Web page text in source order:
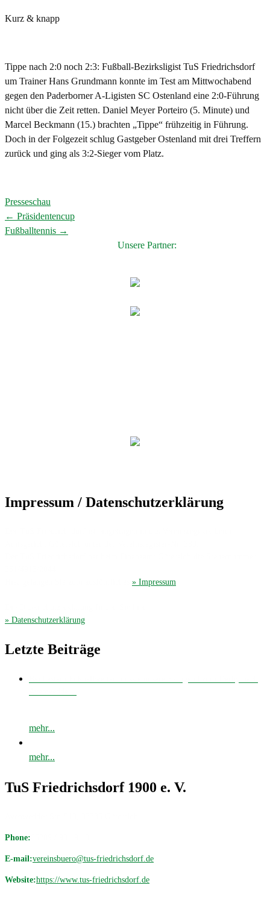
Kurz & knapp
Tippe nach 2:0 noch 2:3: Fußball-Bezirksligist TuS Friedrichsdorf
um Trainer Hans Grundmann konnte im Test am Mittwochabend
gegen den Paderborner A-Ligisten SC Ostenland eine 2:0-Führung
nicht über die Zeit retten. Daniel Meyer Porteiro (5. Minute) und
Marcel Beckmann (15.) brachten „Tippe“ frühzeitig in Führung.
Doch in der Folgezeit schlug Gastgeber Ostenland mit drei Treffern
zurück und ging als 3:2-Sieger vom Platz.
Presseschau
Post
← Präsidentencup
Fußballtennis →
Unsere Partner:
Impressum / Datenschutzerklärung
» Impressum
» Datenschutzerklärung
Letzte Beiträge
mehr...
mehr...
TuS Friedrichsdorf 1900 e. V.
Phone:
E-mail:vereinsbuero@tus-friedrichsdorf.de
Website:https://www.tus-friedrichsdorf.de